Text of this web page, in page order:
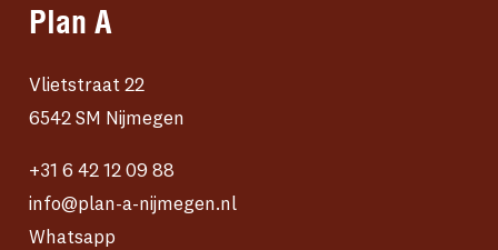
Plan A
Vlietstraat 22
6542 SM Nijmegen
+31 6 42 12 09 88
info@plan-a-nijmegen.nl
Whatsapp